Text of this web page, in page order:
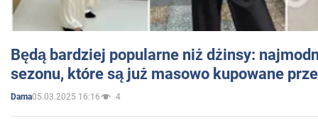
Będą bardziej popularne niż dżinsy:
sezonu, które są już masowo kupowane
Dama05.03.2025 16:16 4